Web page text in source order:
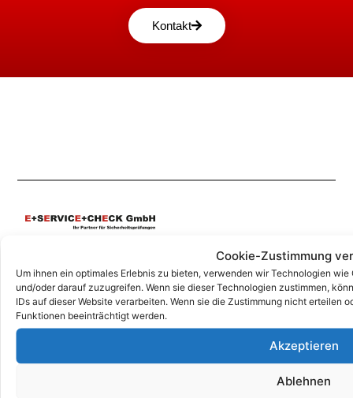
Cookie-Zustimmung
Um ihnen ein optimales Erlebnis zu bieten, verwenden wir Technologien
und/oder darauf zuzugreifen. Wenn sie dieser Technologien zustimmen,
IDs auf dieser Website verarbeiten. Wenn sie die Zustimmung nicht erteilen
Funktionen beeinträchtigt werden.
Akzeptieren
Ablehnen
Kontakt
Unsere Korrespondenz-Adressen*:
Grafing
Marktplatz 4a, 85567 Grafing
+49 (0)344626962-0
* Hierbei handelt es sich weder um Niederlassungen, noch Werkstätten o.ä.,